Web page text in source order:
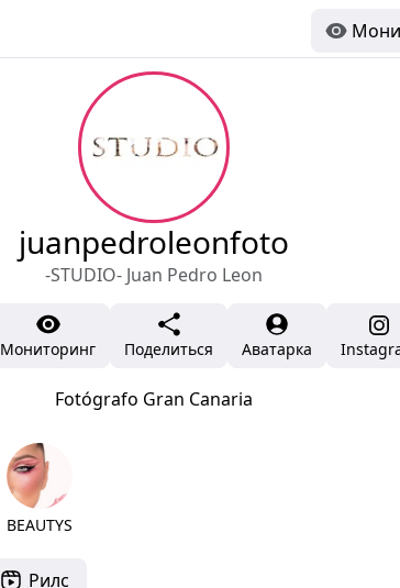
juanpedroleonfoto
-STUDIO- Juan Pedro Leon
Мониторинг Поделиться Аватарка
Fotógrafo Gran Canaria
BEAUTYS
Рилс